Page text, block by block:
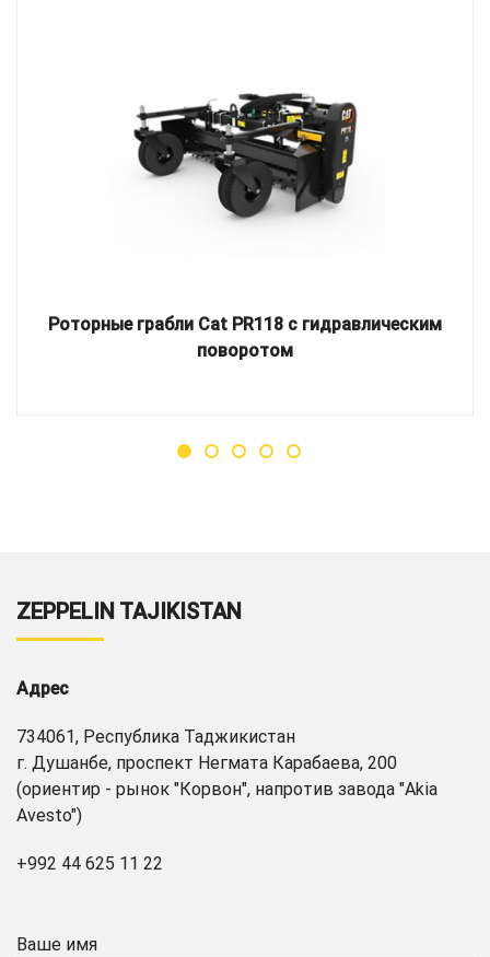
Роторные грабли Cat PR118 с гидравлическим
поворотом
ZEPPELIN TAJIKISTAN
Адрес
734061, Республика Таджикистан
г. Душанбе, проспект Негмата Карабаева, 200
(ориентир - рынок "Корвон", напротив завода "Akia
Avesto")
+992 44 625 11 22
Ваше имя